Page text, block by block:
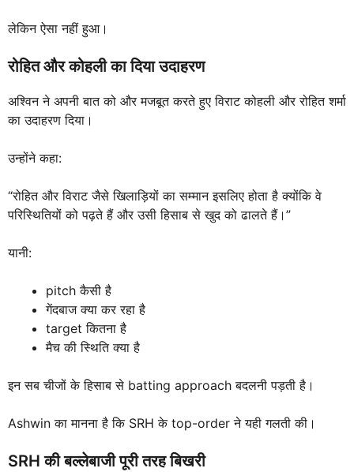
लेकिन ऐसा नहीं हुआ।
रोहित और कोहली का दिया उदाहरण
अश्विन ने अपनी बात को और मजबूत करते हुए विराट कोहली और रोहित शर्मा
का उदाहरण दिया।
उन्होंने कहा:
“रोहित और विराट जैसे खिलाड़ियों का सम्मान इसलिए होता है क्योंकि वे
परिस्थितियों को पढ़ते हैं और उसी हिसाब से खुद को ढालते हैं।”
यानी:
pitch कैसी है
गेंदबाज क्या कर रहा है
target कितना है
मैच की स्थिति क्या है
इन सब चीजों के हिसाब से batting approach बदलनी पड़ती है।
Ashwin का मानना है कि SRH के top-order ने यही गलती की।
SRH की बल्लेबाजी पूरी तरह बिखरी